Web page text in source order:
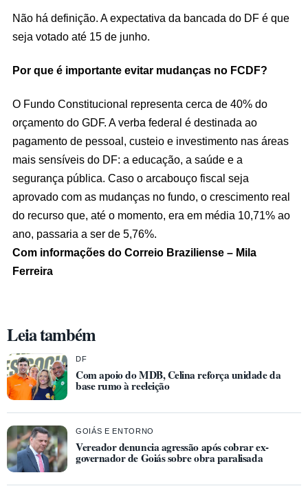
Não há definição. A expectativa da bancada do DF é que
seja votado até 15 de junho.
Por que é importante evitar mudanças no FCDF?
O Fundo Constitucional representa cerca de 40% do
orçamento do GDF. A verba federal é destinada ao
pagamento de pessoal, custeio e investimento nas áreas
mais sensíveis do DF: a educação, a saúde e a
segurança pública. Caso o arcabouço fiscal seja
aprovado com as mudanças no fundo, o crescimento real
do recurso que, até o momento, era em média 10,71% ao
ano, passaria a ser de 5,76%.
Com informações do Correio Braziliense – Mila
Ferreira
Leia também
DF
Com apoio do MDB, Celina reforça unidade da
base rumo à reeleição
GOIÁS E ENTORNO
Vereador denuncia agressão após cobrar ex-
governador de Goiás sobre obra paralisada